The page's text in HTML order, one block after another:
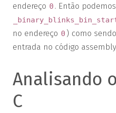
endereço 0 . Então
no endereço 0 ) como
entrada no código
Analisando
C